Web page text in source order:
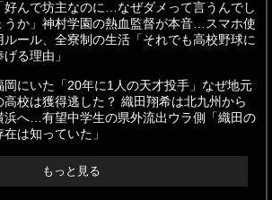
好んで坊主なのに…なぜダメって言うんでし
うか」神村学園の熱血監督が本音…スマホ使
ルール、全寮制の生活「それでも高校野球に
げる理由」
岡にいた「20年に1人の天才投手」なぜ地元
高校は獲得逃した？ 織田翔希は北九州から
浜へ…有望中学生の県外流出ウラ側「織田の
在は知っていた」
もっと見る